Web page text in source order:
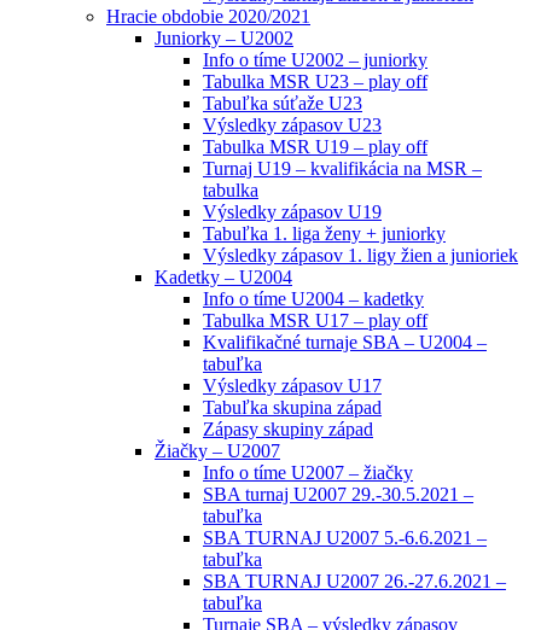
Hracie obdobie 2020/2021
Juniorky – U2002
Info o tíme U2002 – juniorky
Tabulka MSR U23 – play off
Tabuľka súťaže U23
Výsledky zápasov U23
Tabulka MSR U19 – play off
Turnaj U19 – kvalifikácia na MSR –
tabulka
Výsledky zápasov U19
Tabuľka 1. liga ženy + juniorky
Výsledky zápasov 1. ligy žien a junioriek
Kadetky – U2004
Info o tíme U2004 – kadetky
Tabulka MSR U17 – play off
Kvalifikačné turnaje SBA – U2004 –
tabuľka
Výsledky zápasov U17
Tabuľka skupina západ
Zápasy skupiny západ
Žiačky – U2007
Info o tíme U2007 – žiačky
SBA turnaj U2007 29.-30.5.2021 –
tabuľka
SBA TURNAJ U2007 5.-6.6.2021 –
tabuľka
SBA TURNAJ U2007 26.-27.6.2021 –
tabuľka
Turnaje SBA – výsledky zápasov